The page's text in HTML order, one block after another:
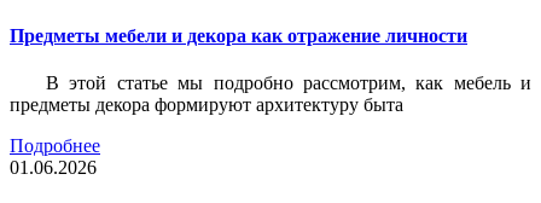
Предметы мебели и декора как отражение личности
В этой статье мы подробно рассмотрим, как мебель и
предметы декора формируют архитектуру быта
Подробнее
01.06.2026